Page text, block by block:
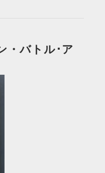
・バトル･ア